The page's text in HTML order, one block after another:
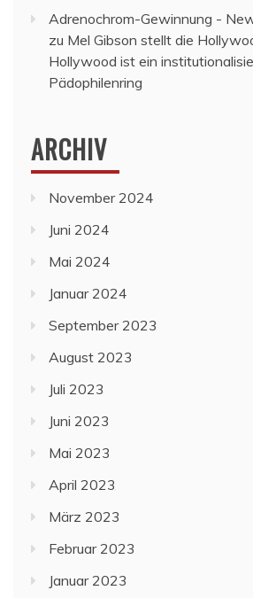
Adrenochrom-Gewinnung -
zu Mel Gibson stellt die
Hollywood ist ein
Pädophilenring
ARCHIV
November 2024
Juni 2024
Mai 2024
Januar 2024
September 2023
August 2023
Juli 2023
Juni 2023
Mai 2023
April 2023
März 2023
Februar 2023
Januar 2023